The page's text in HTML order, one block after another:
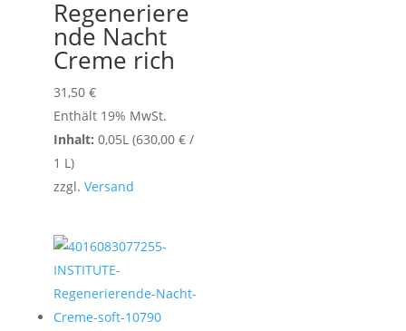
Regeneriere
nde Nacht
Creme rich
31,50 €
Enthält 19% MwSt.
Inhalt: 0,05L (630,00 €/
1 L)
zzgl. Versand